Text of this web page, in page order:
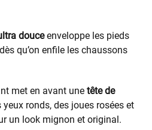
douceenveloppe les pieds
qu’on enfile les chaussons
met en avant une tête de
yeux ronds, des joues rosées et
un look mignon et original.